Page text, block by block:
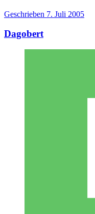
Geschrieben 7. Juli 2005
Dagobert